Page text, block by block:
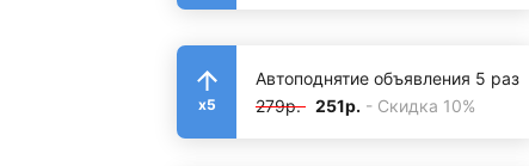
x5
Автоподнятие объявления 5 раз
279р. 251р. - Скидка 10%